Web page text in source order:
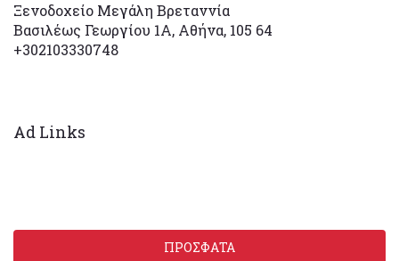
Ξενοδοχείο Μεγάλη Βρεταννία
Βασιλέως Γεωργίου 1Α, Αθήνα, 105 64
+302103330748
Ad Links
ΠΡΟΣΦΑΤΑ